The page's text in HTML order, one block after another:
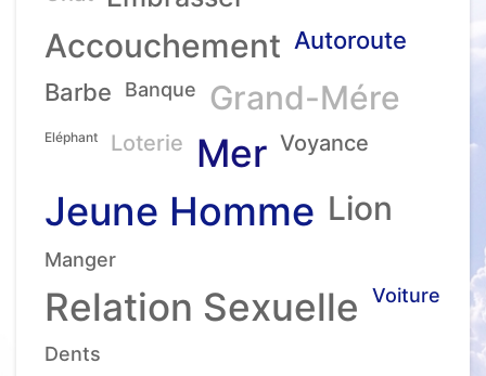
Accouchement Autoroute
Barbe
Banque Grand-Mére
Eléphant Loterie Mer Voyance
Jeune Homme Lion
Manger
Relation Sexuelle Voiture
Dents